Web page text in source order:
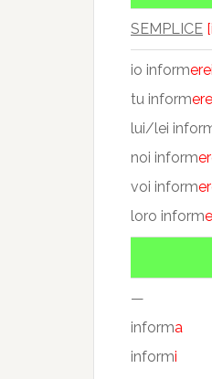
SEMPLICE
io informerei
tu inform
lui/lei
noi inform
voi inform
loro inform
—
informa
informi